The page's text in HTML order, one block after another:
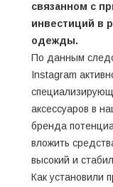
связанном с
инвестиций в
одежды.
По данным
Instagram
аксессуаров в
бренда
вложить
высокий и
Как установили